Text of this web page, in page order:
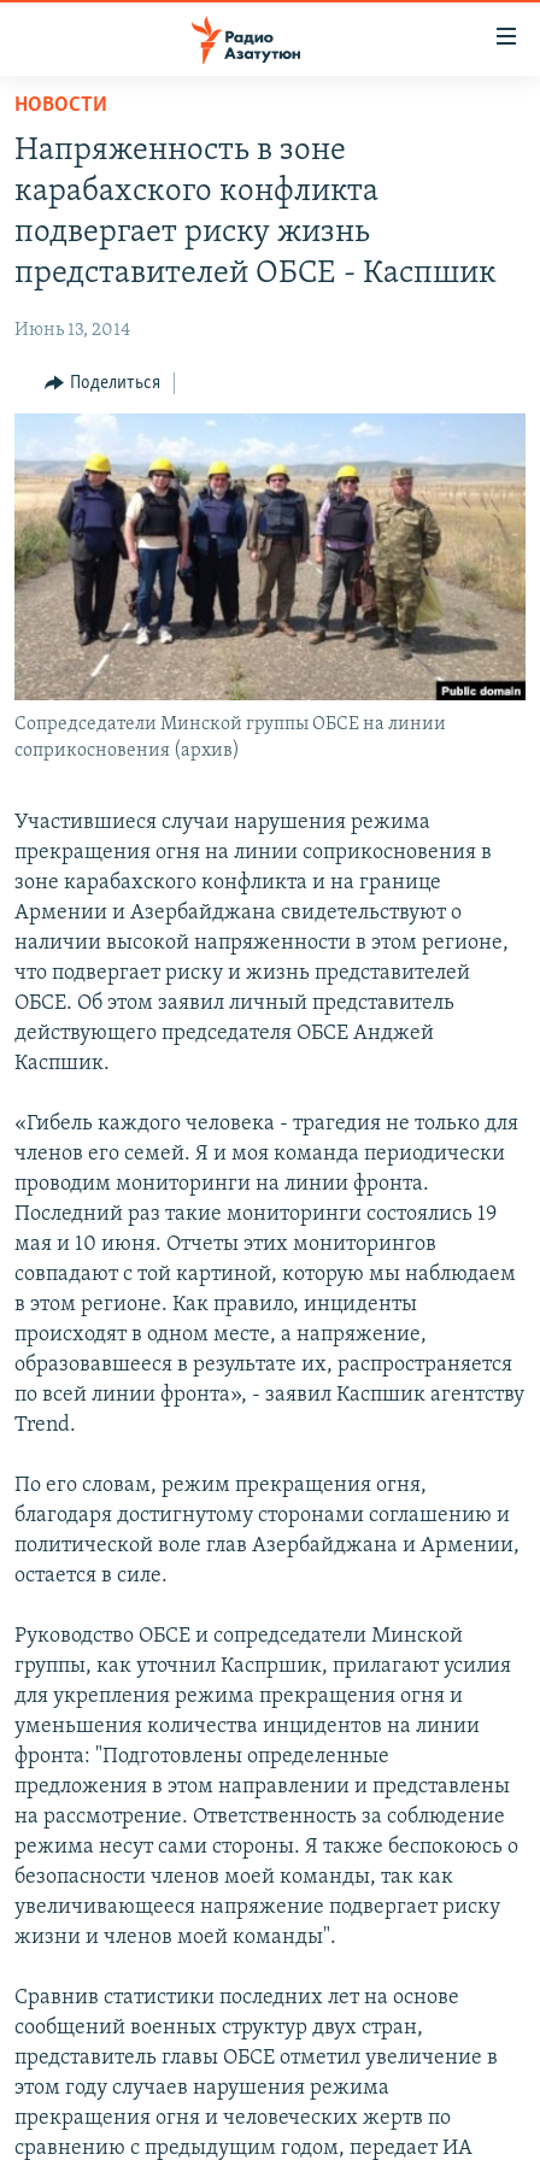
Перейти
основному
содержанию
Перейти
основной
Перейти
поиску
НОВОСТИ
ПОЛИТИКА
РЕГИОН
НАГОРНЫЙ КАРАБАХ
КУЛЬТУРА
СПОРТ
АРХИВ
Հայերեն
English
Русский
Все сайты Радио Азатутюн
НОВОСТИ
Напряженность в зоне
карабахского конфликта
подвергает риску жизнь
представителей ОБСЕ - Каспшик
Июнь 13, 2014
Поделиться
Сопредседатели Минской группы ОБСЕ на линии
соприкосновения (архив)
Участившиеся случаи нарушения режима
прекращения огня на линии соприкосновения в
зоне карабахского конфликта и на границе
Армении и Азербайджана свидетельствуют о
наличии высокой напряженности в этом регионе,
что подвергает риску и жизнь представителей
ОБСЕ. Об этом заявил личный представитель
действующего председателя ОБСЕ Анджей
Каспшик.
«Гибель каждого человека - трагедия не только для
членов его семей. Я и моя команда периодически
проводим мониторинги на линии фронта.
Последний раз такие мониторинги состоялись 19
мая и 10 июня. Отчеты этих мониторингов
совпадают с той картиной, которую мы наблюдаем
в этом регионе. Как правило, инциденты
происходят в одном месте, а напряжение,
образовавшееся в результате их, распространяется
по всей линии фронта», - заявил Каспшик агентству
Trend.
По его словам, режим прекращения огня,
благодаря достигнутому сторонами соглашению и
политической воле глав Азербайджана и Армении,
остается в силе.
Руководство ОБСЕ и сопредседатели Минской
группы, как уточнил Каспршик, прилагают усилия
для укрепления режима прекращения огня и
уменьшения количества инцидентов на линии
фронта: "Подготовлены определенные
предложения в этом направлении и представлены
на рассмотрение. Ответственность за соблюдение
режима несут сами стороны. Я также беспокоюсь о
безопасности членов моей команды, так как
увеличивающееся напряжение подвергает риску
жизни и членов моей команды".
Сравнив статистики последних лет на основе
сообщений военных структур двух стран,
представитель главы ОБСЕ отметил увеличение в
этом году случаев нарушения режима
прекращения огня и человеческих жертв по
сравнению с предыдущим годом, передает ИА